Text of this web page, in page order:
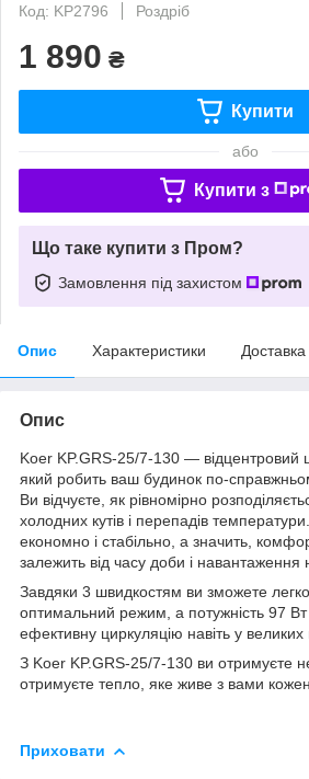
Код: KP2796
Роздріб
1 890 ₴
Купити
або
Купити з
Що таке купити з Пром?
Замовлення під захистом
Опис Характеристики Доставка
Опис
Koer KP.GRS-25/7-130 — відцентровий
який робить ваш будинок по-
Ви відчуєте, як рівномірно
холодних кутів і перепадів
економно і стабільно, а значить,
залежить від часу доби і навантаження
Завдяки 3 швидкостям ви зможете легко
оптимальний режим, а потужність 97 Вт
ефективну циркуляцію навіть у
З Koer KP.GRS-25/7-130 ви отримуєте
отримуєте тепло, яке живе з вами
Приховати